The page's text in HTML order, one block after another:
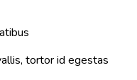
tortor id egestas